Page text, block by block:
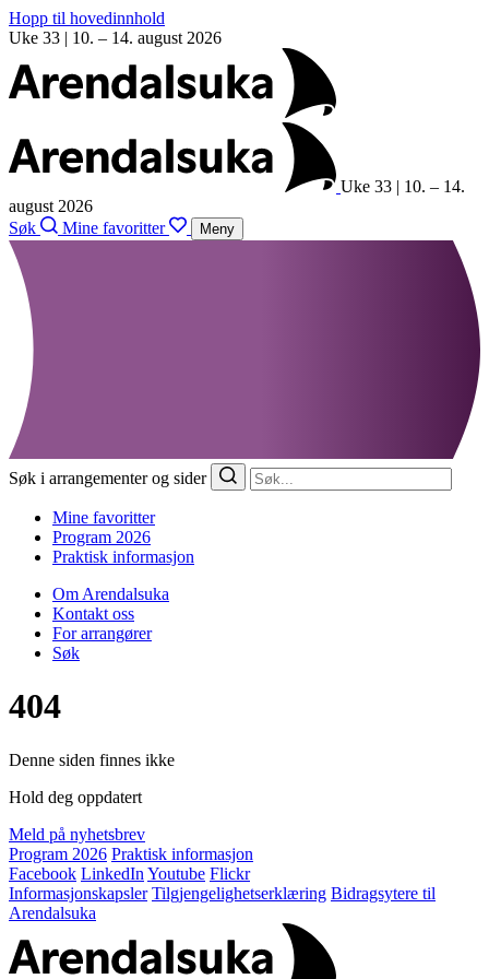
Hopp til hovedinnhold
Uke 33 | 10. – 14. august 2026
Uke 33 | 10. – 14.
august 2026
Søk
Mine favoritter Meny
Søk i arrangementer og sider
Mine favoritter
Program 2026
Praktisk informasjon
Om Arendalsuka
Kontakt oss
For arrangører
Søk
404
Denne siden finnes ikke
Hold deg oppdatert
Meld på nyhetsbrev
Program 2026 Praktisk informasjon
Facebook LinkedIn Youtube Flickr
Informasjonskapsler Tilgjengelighetserklæring Bidragsytere til
Arendalsuka